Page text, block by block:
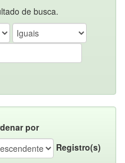
de busca.
por
Registro(s)